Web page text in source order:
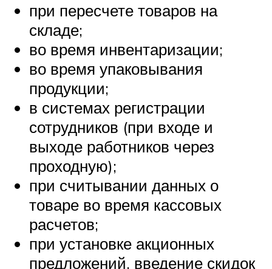
при пересчете товаров на
складе;
во время инвентаризации;
во время упаковывания
продукции;
в системах регистрации
сотрудников (при входе и
выходе работников через
проходную);
при считывании данных о
товаре во время кассовых
расчетов;
при установке акционных
предложений, введение скидок